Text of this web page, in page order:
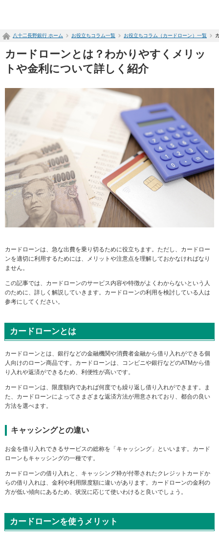
内
移
の
サ
イ
ト
内
通
ー
に
文
に
し
ま
す
タ
ー
に
動
ま
八十二長野銀行 ホーム お役立ちコラム一覧 お役立ちコラム（カードローン）一覧
カードローンとは？わかりやすくメリッ
トや金利について詳しく紹介
カードローンは、急な出費を乗り切るために役立ちます。ただし、カードロー
ンを適切に利用するためには、メリットや注意点を理解しておかなければなり
ません。
この記事では、カードローンのサービス内容や特徴がよくわからないという人
のために、詳しく解説していきます。カードローンの利用を検討している人は
参考にしてください。
カードローンとは
カードローンとは、銀行などの金融機関や消費者金融から借り入れができる個
人向けのローン商品です。カードローンは、コンビニや銀行などのATMから借
り入れや返済ができるため、利便性が高いです。
カードローンは、限度額内であれば何度でも繰り返し借り入れができます。ま
た、カードローンによってさまざまな返済方法が用意されており、都合の良い
方法を選べます。
キャッシングとの違い
お金を借り入れできるサービスの総称を「キャッシング」といいます。カード
ローンもキャッシングの一種です。
カードローンの借り入れと、キャッシング枠が付帯されたクレジットカードか
らの借り入れは、金利や利用限度額に違いがあります。カードローンの金利の
方が低い傾向にあるため、状況に応じて使いわけると良いでしょう。
カードローンを使うメリット